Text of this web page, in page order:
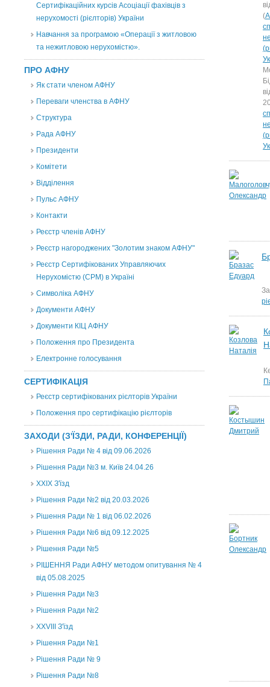
Сертифікаційних курсів Асоціації фахівців з
нерухомості (рієлторів) України
Навчання за програмою «Операції з житловою
та нежитловою нерухомістю».
ПРО АФНУ
Як стати членом АФНУ
Переваги членства в АФНУ
Структура
Рада АФНУ
Президенти
Комітети
Відділення
Пульс АФНУ
Контакти
Реєстр членів АФНУ
Реєстр нагороджених "Золотим знаком АФНУ"
Реєстр Сертифікованих Управляючих
Нерухомістю (CPM) в Україні
Символіка АФНУ
Документи АФНУ
Документи КІЦ АФНУ
Положення про Президента
Електронне голосування
СЕРТИФІКАЦІЯ
Реєстр сертифікованих рієлторів України
Положення про сертифікацію рієлторів
ЗАХОДИ (З'ЇЗДИ, РАДИ, КОНФЕРЕНЦІЇ)
Рішення Ради № 4 від 09.06.2026
Рішення Ради №3 м. Київ 24.04.26
XXІХ З'їзд
Рішення Ради №2 від 20.03.2026
Рішення Ради № 1 від 06.02.2026
Рішення Ради №6 від 09.12.2025
Рішення Ради №5
РІШЕННЯ Ради АФНУ методом опитування № 4
від 05.08.2025
Рішення Ради №3
Рішення Ради №2
XXVIII З'їзд
Рішення Ради №1
Рішення Ради № 9
Рішення Ради №8
(